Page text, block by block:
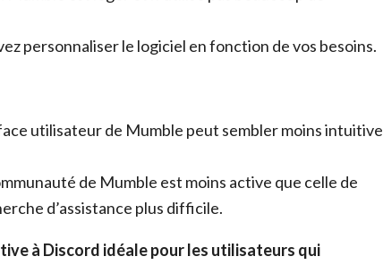
personnaliser le logiciel en fonction de vos besoins.
utilisateur de Mumble peut sembler moins intuitive
de Mumble est moins active que celle de
d’assistance plus difficile.
à Discord idéale pour les utilisateurs qui